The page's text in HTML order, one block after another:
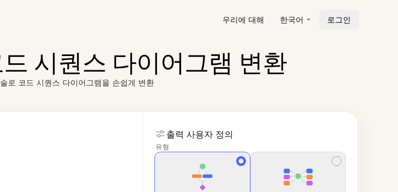
우리에 대해 한국어 로그인
시퀀스 다이어그램 변환
로 코드 시퀀스 다이어그램을 손쉽게 변환
출력 사용자 정의
유형